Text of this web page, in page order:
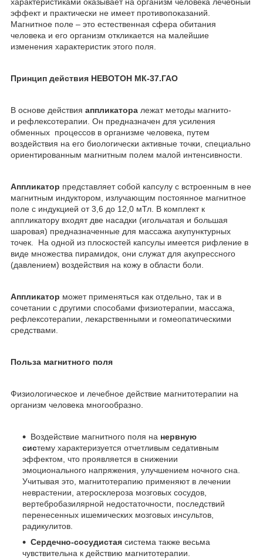
характеристиками оказывает на организм человека лечебный
эффект и практически не имеет противопоказаний.
Магнитное поле – это естественная сфера обитания
человека и его организм откликается на малейшие
изменения характеристик этого поля.
Принцип действия НЕВОТОН МК-37.ГАО
В основе действия аппликатора лежат методы магнито-
и рефлексотерапии. Он предназначен для усиления
обменных процессов в организме человека, путем
воздействия на его биологически активные точки, специально
ориентированным магнитным полем малой интенсивности.
Аппликатор представляет собой капсулу с встроенным в нее
магнитным индуктором, излучающим постоянное магнитное
поле с индукцией от 3,6 до 12,0 мТл. В комплект к
аппликатору входят две насадки (игольчатая и большая
шаровая) предназначенные для массажа акупунктурных
точек. На одной из плоскостей капсулы имеется рифление в
виде множества пирамидок, они служат для акупрессного
(давлением) воздействия на кожу в области боли.
Аппликатор может применяться как отдельно, так и в
сочетании с другими способами физиотерапии, массажа,
рефлексотерапии, лекарственными и гомеопатическими
средствами.
Польза магнитного поля
Физиологическое и лечебное действие магнитотерапии на
организм человека многообразно.
Воздействие магнитного поля на нервную
систему характеризуется отчетливым седативным
эффектом, что проявляется в снижении
эмоционального напряжения, улучшением ночного сна.
Учитывая это, магнитотерапию применяют в лечении
неврастении, атеросклероза мозговых сосудов,
вертебробазилярной недостаточности, последствий
перенесенных ишемических мозговых инсультов,
радикулитов.
Сердечно-сосудистая система также весьма
чувствительна к действию магнитотерапии.